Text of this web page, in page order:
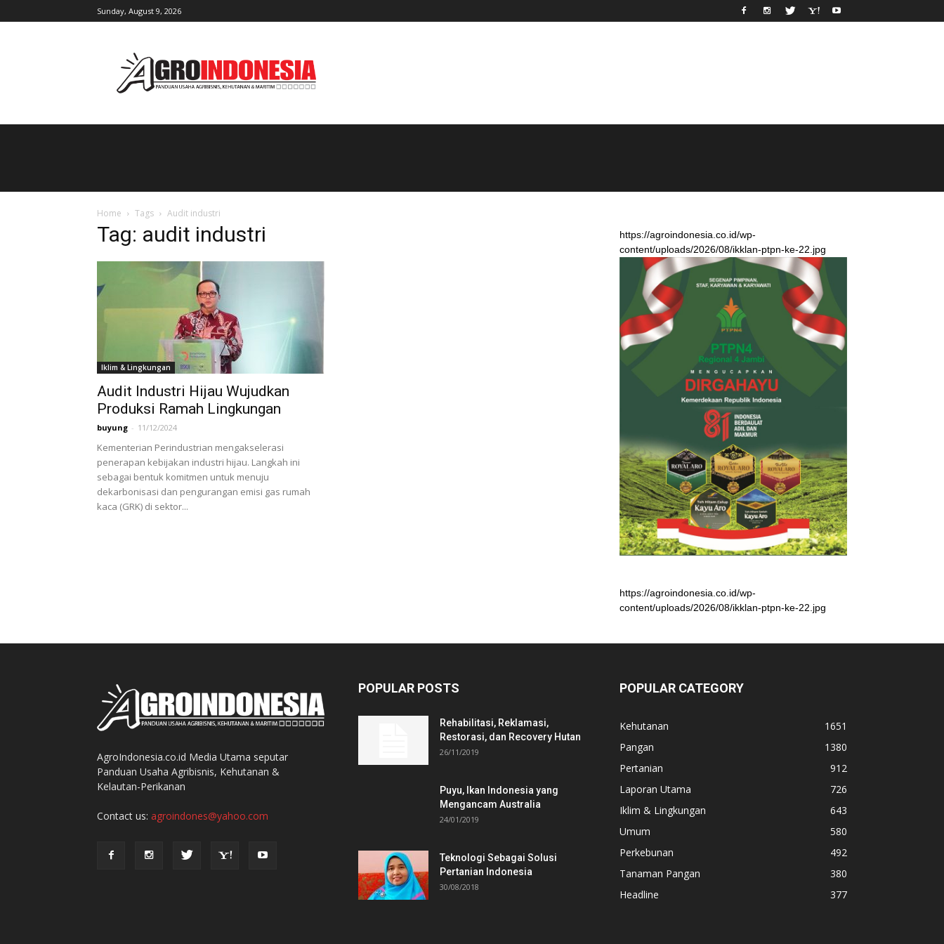
Sunday, August 9, 2026
Home Tags Audit industri
Tag: audit industri
Iklim & Lingkungan
Audit Industri Hijau Wujudkan
Produksi Ramah Lingkungan
buyung - 11/12/2024
Kementerian Perindustrian mengakselerasi
penerapan kebijakan industri hijau. Langkah ini
sebagai bentuk komitmen untuk menuju
dekarbonisasi dan pengurangan emisi gas rumah
kaca (GRK) di sektor...
https://agroindonesia.co.id/wp-
content/uploads/2026/08/ikklan-ptpn-ke-22.jpg
https://agroindonesia.co.id/wp-
content/uploads/2026/08/ikklan-ptpn-ke-22.jpg
AgroIndonesia.co.id Media Utama seputar
Panduan Usaha Agribisnis, Kehutanan &
Kelautan-Perikanan
Contact us: agroindones@yahoo.com
POPULAR POSTS
Rehabilitasi, Reklamasi,
Restorasi, dan Recovery Hutan
26/11/2019
Puyu, Ikan Indonesia yang
Mengancam Australia
24/01/2019
Teknologi Sebagai Solusi
Pertanian Indonesia
30/08/2018
POPULAR CATEGORY
Kehutanan
1651
Pangan
1380
Pertanian
912
Laporan Utama
726
Iklim & Lingkungan
643
Umum
580
Perkebunan
492
Tanaman Pangan
380
Headline
377